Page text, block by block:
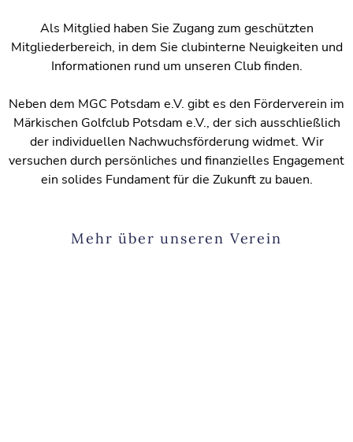
Als Mitglied haben Sie Zugang zum geschützten
Mitgliederbereich, in dem Sie clubinterne Neuigkeiten und
Informationen rund um unseren Club finden.
Neben dem MGC Potsdam e.V. gibt es den Förderverein im
Märkischen Golfclub Potsdam e.V., der sich ausschließlich
der individuellen Nachwuchsförderung widmet. Wir
versuchen durch persönliches und finanzielles Engagement
ein solides Fundament für die Zukunft zu bauen.
Mehr über unseren Verein